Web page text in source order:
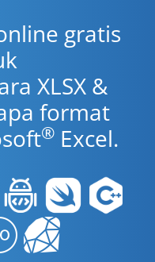
gratis
XLSX &
format
® Excel.